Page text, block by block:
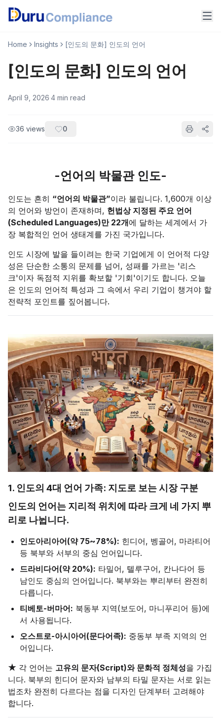
Home Insights [인도의 문화] 인도의 언어
[인도의 문화] 인도의 언어
April 9, 2026·4 min read
36 views 0
-언어의 박물관 인도-
인도는 흔히 “언어의 박물관”이라 불립니다. 1,600개 이상
의 언어와 방언이 존재하며, 헌법상 지정된 주요 언어
(Scheduled Languages)만 22개에 달하는 세계에서 가
장 복합적인 언어 생태계를 가진 국가입니다.
인도 시장에 발을 들이려는 한국 기업에게 이 언어적 다양
성은 단순한 소통의 문제를 넘어, 성패를 가르는 '리스
크'이자 독점적 지위를 확보할 '기회'이기도 합니다. 오늘
은 인도의 언어적 특성과 그 속에서 우리 기업이 챙겨야 할
전략적 포인트를 짚어봅니다.
1. 인도의 4대 언어 가족: 지도로 보는 시장 구분
인도의 언어는 지리적 위치에 따라 크게 네 가지 뿌
리로 나뉩니다.
인도아리아어(약 75~78%): 힌디어, 벵골어, 마라티어
등 북부와 서부의 중심 언어입니다.
드라비다어(약 20%): 타밀어, 텔루구어, 칸나다어 등
남인도 중심의 언어입니다. 북부와는 뿌리부터 완전히
다릅니다.
티베토-버마어: 북동부 지역(보도어, 마니푸리어 등)에
서 사용됩니다.
오스트로-아시아어(문다어족): 중동부 부족 지역의 언
어입니다.
★ 각 언어는 고유의 문자(Script)와 문화적 정체성을 가집
니다. 북부의 힌디어 문자와 남부의 타밀 문자는 서로 읽는
법조차 완전히 다르다는 점을 디자인 단계부터 고려해야
합니다.